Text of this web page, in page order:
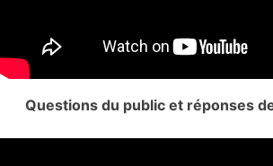
Questions du public et réponses